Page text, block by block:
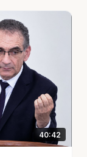
fel de
Pavel.
pastorul
în poziții de
sau
40:42